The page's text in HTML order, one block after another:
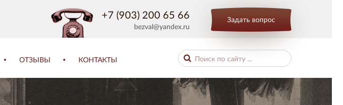
+7 (903) 200 65 66
bezval@yandex.ru
Задать вопрос
ОТЗЫВЫ КОНТАКТЫ